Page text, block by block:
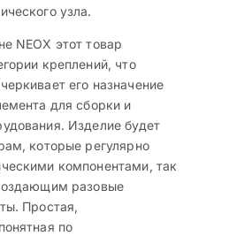
узла.
NEOX этот товар
креплений, что
его назначение
для сборки и
Изделие будет
которые регулярно
компонентами, так
разовые
Простая,
по